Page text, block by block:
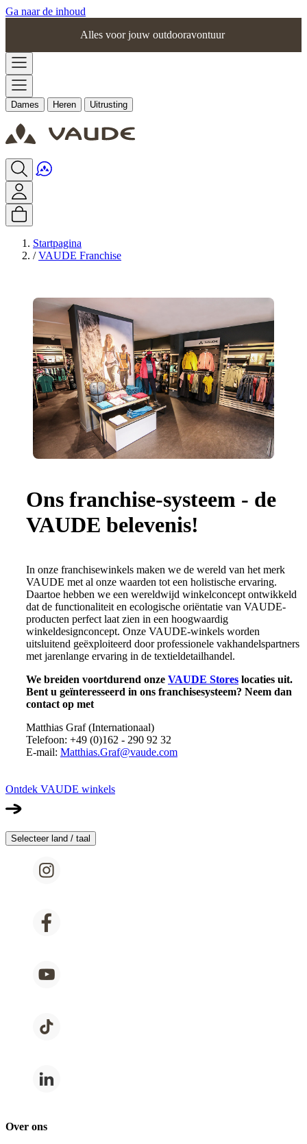
Ga naar de inhoud
Alles voor jouw outdooravontuur
Dames Heren Uitrusting
Startpagina
/ VAUDE Franchise
Ons franchise-systeem - de
VAUDE belevenis!
In onze franchisewinkels maken we de wereld van het merk
VAUDE met al onze waarden tot een holistische ervaring.
Daartoe hebben we een wereldwijd winkelconcept ontwikkeld
dat de functionaliteit en ecologische oriëntatie van VAUDE-
producten perfect laat zien in een hoogwaardig
winkeldesignconcept. Onze VAUDE-winkels worden
uitsluitend geëxploiteerd door professionele vakhandelspartners
met jarenlange ervaring in de textieldetailhandel.
We breiden voortdurend onze VAUDE Stores locaties uit.
Bent u geïnteresseerd in ons franchisesysteem? Neem dan
contact op met
Matthias Graf (Internationaal)
Telefoon: +49 (0)162 - 290 92 32
E-mail: Matthias.Graf@vaude.com
Ontdek VAUDE winkels
Selecteer land / taal
Over ons